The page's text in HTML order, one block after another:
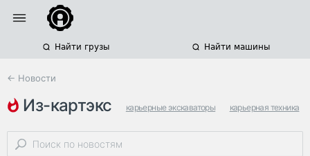
Найти грузы Найти машины
← Новости
из-картэкс карьерные экскаваторы карьерная техника
горнодобывающая отрасль